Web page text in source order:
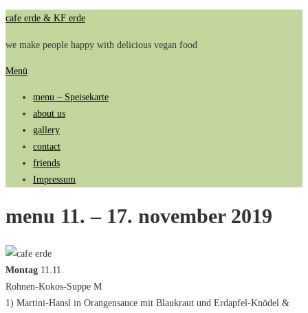
Zum
springen
cafe erde & KF erde
we make people happy with delicious vegan food
Menü
menu – Speisekarte
about us
gallery
contact
friends
Impressum
menu 11. – 17. november 2019
Montag 11.11.
Rohnen-Kokos-Suppe M
1) Martini-Hansl in Orangensauce mit Blaukraut und Erdapfel-Knödel &